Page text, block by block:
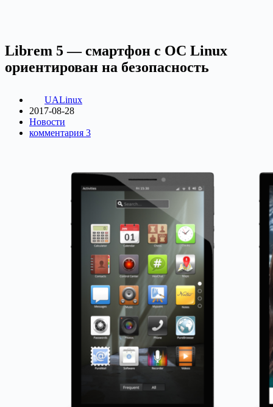
Librem 5 — смартфон с ОС Linux
ориентирован на безопасность
UALinux
2017-08-28
Новости
комментария 3